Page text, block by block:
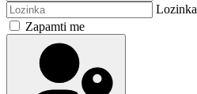
Lozinka
Zapamti me